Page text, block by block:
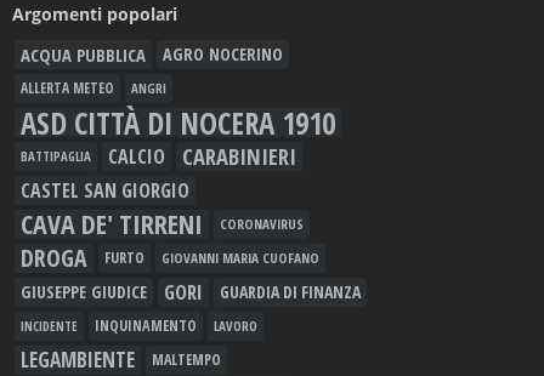
Argomenti popolari
ACQUA PUBBLICA AGRO NOCERINO
ALLERTA METEO ANGRI
ASD CITTÀ DI NOCERA 1910
BATTIPAGLIA CALCIO CARABINIERI
CASTEL SAN GIORGIO
CAVA DE' TIRRENI CORONAVIRUS
DROGA FURTO GIOVANNI MARIA CUOFANO
GIUSEPPE GIUDICE GORI GUARDIA DI FINANZA
INCIDENTE INQUINAMENTO LAVORO
LEGAMBIENTE MALTEMPO